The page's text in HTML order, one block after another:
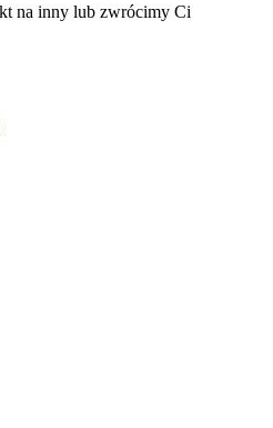
na inny lub zwrócimy Ci